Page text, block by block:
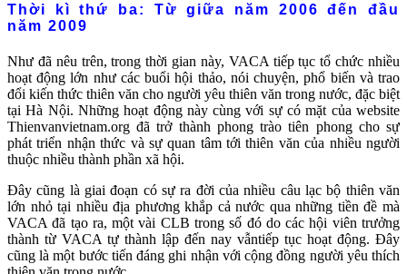
Thời kì thứ ba: Từ giữa năm 2006 đến đầu
năm 2009
Như đã nêu trên, trong thời gian này, VACA tiếp tục tổ chức nhiều
hoạt động lớn như các buổi hội thảo, nói chuyện, phổ biến và trao
đổi kiến thức thiên văn cho người yêu thiên văn trong nước, đặc biệt
tại Hà Nội. Những hoạt động này cùng với sự có mặt của website
Thienvanvietnam.org đã trở thành phong trào tiên phong cho sự
phát triển nhận thức và sự quan tâm tới thiên văn của nhiều người
thuộc nhiều thành phần xã hội.
Đây cũng là giai đoạn có sự ra đời của nhiều câu lạc bộ thiên văn
lớn nhỏ tại nhiều địa phương khắp cả nước qua những tiền đề mà
VACA đã tạo ra, một vài CLB trong số đó do các hội viên trưởng
thành từ VACA tự thành lập đến nay vẫntiếp tục hoạt động. Đây
cũng là một bước tiến đáng ghi nhận với cộng đồng người yêu thích